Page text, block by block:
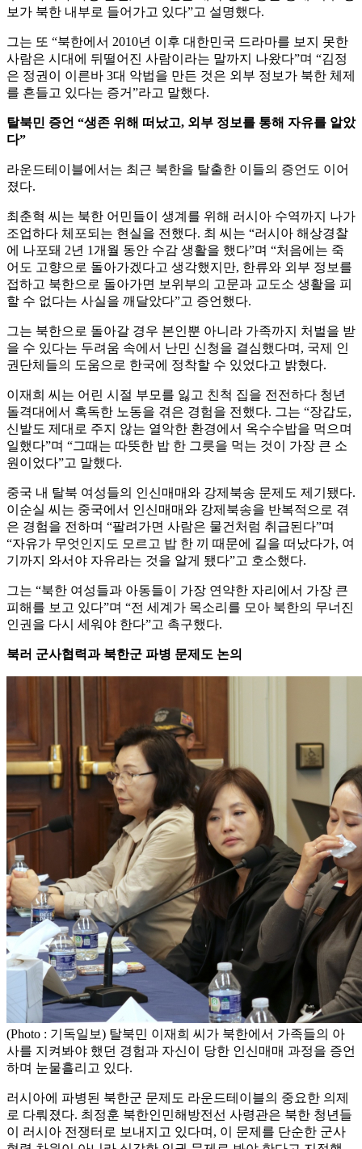
보가 북한 내부로 들어가고 있다”고 설명했다.
그는 또 “북한에서 2010년 이후 대한민국 드라마를 보지 못한
사람은 시대에 뒤떨어진 사람이라는 말까지 나왔다”며 “김정
은 정권이 이른바 3대 악법을 만든 것은 외부 정보가 북한 체제
를 흔들고 있다는 증거”라고 말했다.
탈북민 증언 “생존 위해 떠났고, 외부 정보를 통해 자유를 알았
다”
라운드테이블에서는 최근 북한을 탈출한 이들의 증언도 이어
졌다.
최춘혁 씨는 북한 어민들이 생계를 위해 러시아 수역까지 나가
조업하다 체포되는 현실을 전했다. 최 씨는 “러시아 해상경찰
에 나포돼 2년 1개월 동안 수감 생활을 했다”며 “처음에는 죽
어도 고향으로 돌아가겠다고 생각했지만, 한류와 외부 정보를
접하고 북한으로 돌아가면 보위부의 고문과 교도소 생활을 피
할 수 없다는 사실을 깨달았다”고 증언했다.
그는 북한으로 돌아갈 경우 본인뿐 아니라 가족까지 처벌을 받
을 수 있다는 두려움 속에서 난민 신청을 결심했다며, 국제 인
권단체들의 도움으로 한국에 정착할 수 있었다고 밝혔다.
이재희 씨는 어린 시절 부모를 잃고 친척 집을 전전하다 청년
돌격대에서 혹독한 노동을 겪은 경험을 전했다. 그는 “장갑도,
신발도 제대로 주지 않는 열악한 환경에서 옥수수밥을 먹으며
일했다”며 “그때는 따뜻한 밥 한 그릇을 먹는 것이 가장 큰 소
원이었다”고 말했다.
중국 내 탈북 여성들의 인신매매와 강제북송 문제도 제기됐다.
이순실 씨는 중국에서 인신매매와 강제북송을 반복적으로 겪
은 경험을 전하며 “팔려가면 사람은 물건처럼 취급된다”며
“자유가 무엇인지도 모르고 밥 한 끼 때문에 길을 떠났다가, 여
기까지 와서야 자유라는 것을 알게 됐다”고 호소했다.
그는 “북한 여성들과 아동들이 가장 연약한 자리에서 가장 큰
피해를 보고 있다”며 “전 세계가 목소리를 모아 북한의 무너진
인권을 다시 세워야 한다”고 촉구했다.
북러 군사협력과 북한군 파병 문제도 논의
(Photo : 기독일보) 탈북민 이재희 씨가 북한에서 가족들의 아
사를 지켜봐야 했던 경험과 자신이 당한 인신매매 과정을 증언
하며 눈물흘리고 있다.
러시아에 파병된 북한군 문제도 라운드테이블의 중요한 의제
로 다뤄졌다. 최정훈 북한인민해방전선 사령관은 북한 청년들
이 러시아 전쟁터로 보내지고 있다며, 이 문제를 단순한 군사